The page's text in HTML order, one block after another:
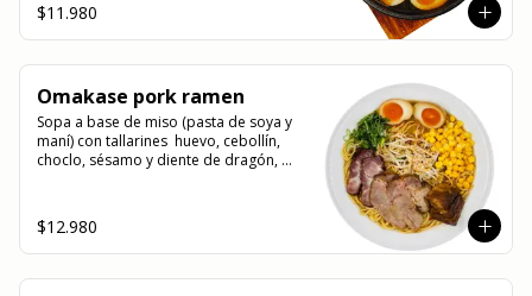
$11.980
Omakase pork ramen
Sopa a base de miso (pasta de soya y
maní) con tallarines  huevo, cebollín,
choclo, sésamo y diente de dragón,
$12.980